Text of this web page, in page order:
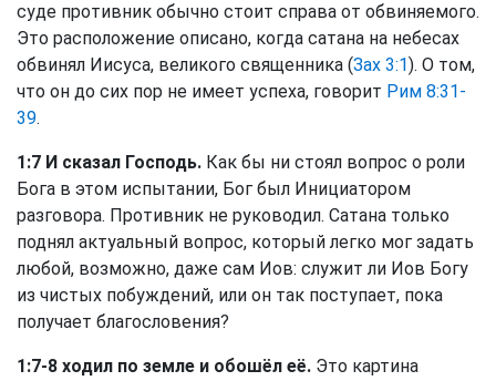
суде противник обычно стоит справа от обвиняемого.
Это расположение описано, когда сатана на небесах
обвинял Иисуса, великого священника (Зах 3:1). О том,
что он до сих пор не имеет успеха, говорит Рим 8:31-
39.
1:7 И сказал Господь. Как бы ни стоял вопрос о роли
Бога в этом испытании, Бог был Инициатором
разговора. Противник не руководил. Сатана только
поднял актуальный вопрос, который легко мог задать
любой, возможно, даже сам Иов: служит ли Иов Богу
из чистых побуждений, или он так поступает, пока
получает благословения?
1:7-8 ходил по земле и обошёл её. Это картина